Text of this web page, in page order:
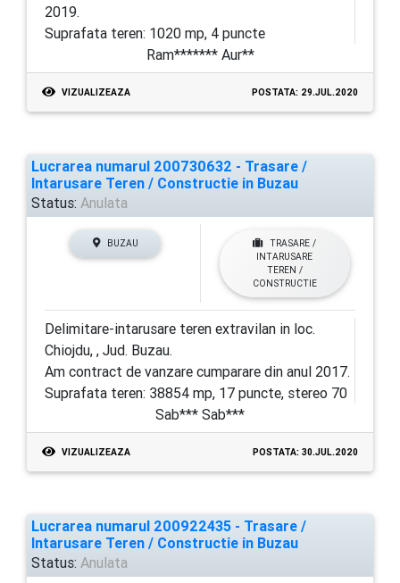
2019.
Suprafata teren: 1020 mp, 4 puncte
Ram******* Aur**
VIZUALIZEAZA POSTATA: 29.JUL.2020
Lucrarea numarul 200730632 - Trasare /
Intarusare Teren / Constructie in Buzau
Status: Anulata
BUZAU
TRASARE /
INTARUSARE
TEREN /
CONSTRUCTIE
Delimitare-intarusare teren extravilan in loc.
Chiojdu, , Jud. Buzau.
Am contract de vanzare cumparare din anul 2017.
Suprafata teren: 38854 mp, 17 puncte, stereo 70
Sab*** Sab***
VIZUALIZEAZA POSTATA: 30.JUL.2020
Lucrarea numarul 200922435 - Trasare /
Intarusare Teren / Constructie in Buzau
Status: Anulata